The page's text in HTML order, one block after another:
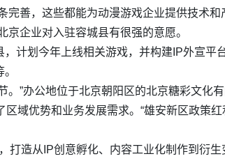
善，这些都能为动漫游戏企业提供技术
企业对入驻容城县有很强的意愿。
计划今年上线相关游戏，并构建IP外宣平
”办公地位于北京朝阳区的北京糖彩文化
域优势和业务发展需求。“雄安新区政策
造从IP创意孵化、内容工业化制作到衍